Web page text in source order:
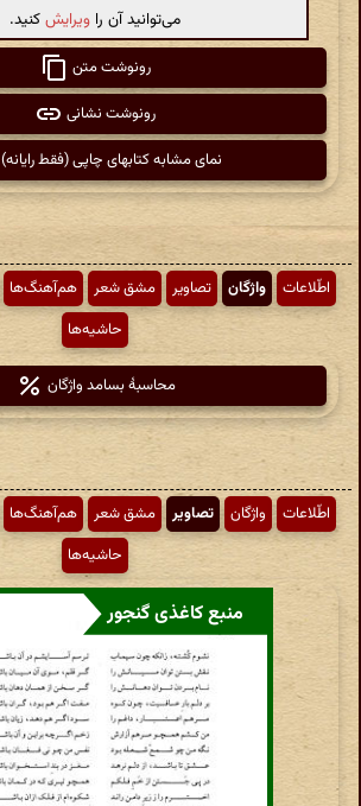
می‌توانید آن را ویرایشکنید.
رونوشت متن
رونوشت نشانی
نمای مشابه کتابهای چاپی (فقط رایانه)
اطّلاعات واژگان تصاویر مشق شعر هم‌آهنگ‌ها
حاشیه‌ها
محاسبهٔ بسامد واژگان
اطّلاعات واژگان تصاویر مشق شعر هم‌آهنگ‌ها
حاشیه‌ها
منبع کاغذی گنجور